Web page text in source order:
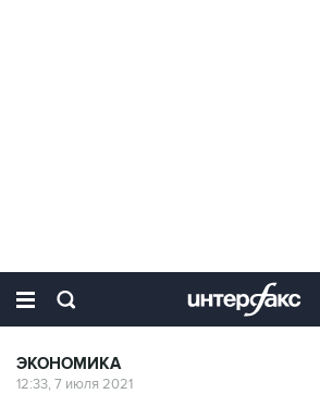
ЭКОНОМИКА
12:33, 7 июля 2021